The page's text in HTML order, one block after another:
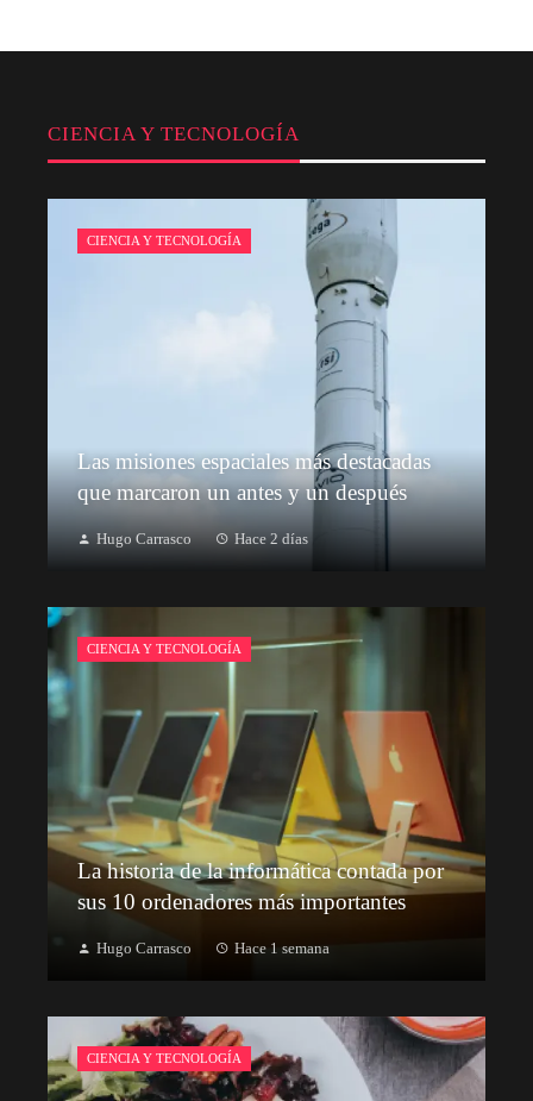
CIENCIA Y TECNOLOGÍA
CIENCIA Y TECNOLOGÍA
Las misiones espaciales más destacadas
que marcaron un antes y un después
Hugo Carrasco Hace 2 días
CIENCIA Y TECNOLOGÍA
La historia de la informática contada por
sus 10 ordenadores más importantes
Hugo Carrasco Hace 1 semana
CIENCIA Y TECNOLOGÍA